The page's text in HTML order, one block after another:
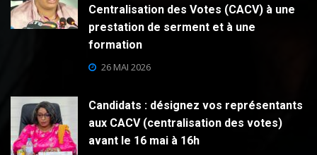
Centralisation des Votes (CACV) à une
prestation de serment et à une
formation
26 MAI 2026
Candidats : désignez vos représentants
aux CACV (centralisation des votes)
avant le 16 mai à 16h